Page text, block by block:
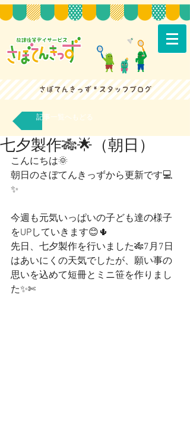
記事一覧へもどる
七夕製作🎋🌟（朝日）
こんにちは🌞
朝日のさぼてんきっずから更新です💻
✨
今週も元気いっぱいの子ども達の様子
をUPしていきます😊🌵
先日、七夕製作を行いました🎋7月7日
はあいにくの天気でしたが、願い事の
思いを込めて短冊とミニ笹を作りまし
た✨✄